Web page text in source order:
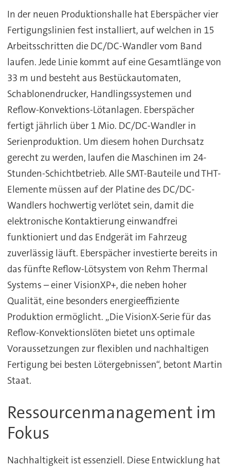
In der neuen Produktionshalle hat Eberspächer vier
Fertigungslinien fest installiert, auf welchen in 15
Arbeitsschritten die DC/DC-Wandler vom Band
laufen. Jede Linie kommt auf eine Gesamtlänge von
33 m und besteht aus Bestückautomaten,
Schablonendrucker, Handlingssystemen und
Reflow-Konvektions-Lötanlagen. Eberspächer
fertigt jährlich über 1 Mio. DC/DC-Wandler in
Serienproduktion. Um diesem hohen Durchsatz
gerecht zu werden, laufen die Maschinen im 24-
Stunden-Schichtbetrieb. Alle SMT-Bauteile und THT-
Elemente müssen auf der Platine des DC/DC-
Wandlers hochwertig verlötet sein, damit die
elektronische Kontaktierung einwandfrei
funktioniert und das Endgerät im Fahrzeug
zuverlässig läuft. Eberspächer investierte bereits in
das fünfte Reflow-Lötsystem von Rehm Thermal
Systems – einer VisionXP+, die neben hoher
Qualität, eine besonders energieeffiziente
Produktion ermöglicht. „Die VisionX-Serie für das
Reflow-Konvektionslöten bietet uns optimale
Voraussetzungen zur flexiblen und nachhaltigen
Fertigung bei besten Lötergebnissen“, betont Martin
Staat.
Ressourcenmanagement im
Fokus
Nachhaltigkeit ist essenziell. Diese Entwicklung hat